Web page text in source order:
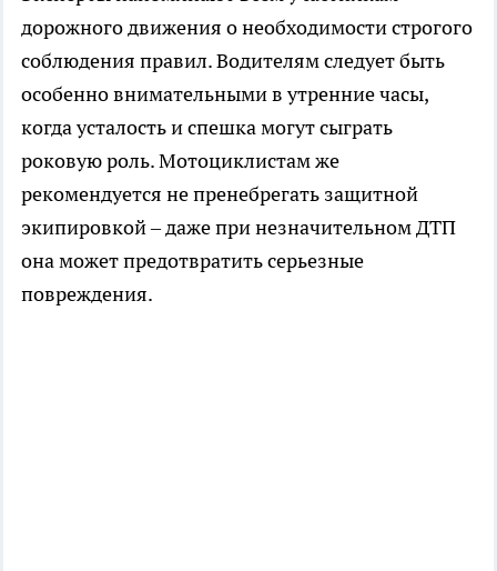
дорожного движения о необходимости строгого
соблюдения правил. Водителям следует быть
особенно внимательными в утренние часы,
когда усталость и спешка могут сыграть
роковую роль. Мотоциклистам же
рекомендуется не пренебрегать защитной
экипировкой – даже при незначительном ДТП
она может предотвратить серьезные
повреждения.